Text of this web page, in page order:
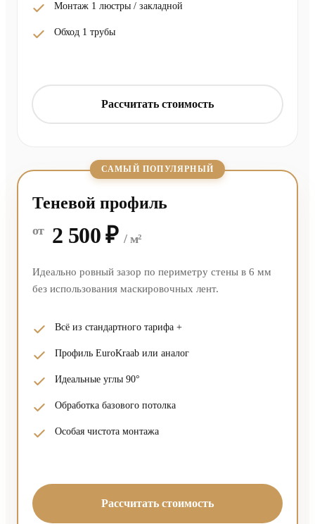
Монтаж 1 люстры / закладной
Обход 1 трубы
Рассчитать стоимость
САМЫЙ ПОПУЛЯРНЫЙ
Теневой профиль
от 2 500 ₽ / м²
Идеально ровный зазор по периметру стены в 6 мм
без использования маскировочных лент.
Всё из стандартного тарифа +
Профиль EuroKraab или аналог
Идеальные углы 90°
Обработка базового потолка
Особая чистота монтажа
Рассчитать стоимость